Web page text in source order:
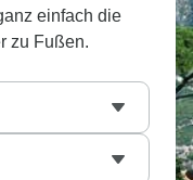
einfach die
zu Fußen.